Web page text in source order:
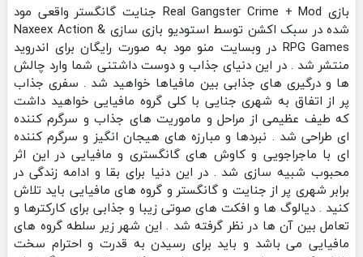
بازی Real Gangster Crime + Mod جنایت گانگستر واقعی مود
شده در سبک اکشن توسط استودیو بازی سازی Naxeex Action &
RPG Games در وبسایت منو مود به صورت رایگان برای اندروید
منتشر شد . در این دنیای جذاب و دوست داشتنی شما وارد چالش
ها و درگیری های جذابی بین مافیاها خواهید شد . سفری جذاب
پر از اتفاق به شهری جنایی با کلی گروه مافیایی خواهید داشت
که طیف عظیمی از مراحل و ماموریت های جذاب و سرگرم کننده
ای طراحی شد . نبردها و مبارزه های هیجان انگیز و سرگرم کننده
ای با ماجراجویی و کاوش های گانگستری و مافیایی در این اثر
محبوب شبیه سازی شد . در این دنیا برای بقا و ادامه زندگی در
برابر شهری پر از جنایت و گانگستر و گروه های مافیایی باید تلاش
کنید . دیالوگ ها و افکت های صوتی زیبا و جذابی برای کارکترها و
تعامل بین آن ها در نظر گرفته شد . این شهر زیر سلطه گروه های
مافیایی می باشد و باید برای رسیدن به قدرت و احترام سخت